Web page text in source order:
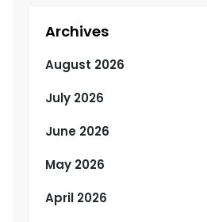
Archives
August 2026
July 2026
June 2026
May 2026
April 2026